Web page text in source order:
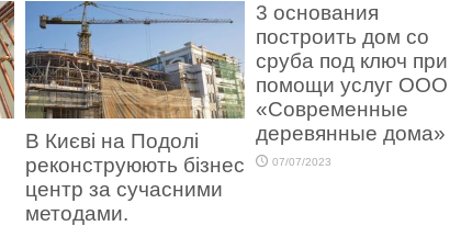
В Києві на Подолі
реконструюють бізнес
центр за сучасними
методами.
3 основания
построить дом со
сруба под ключ при
помощи услуг ООО
«Современные
деревянные дома»
07/07/2023